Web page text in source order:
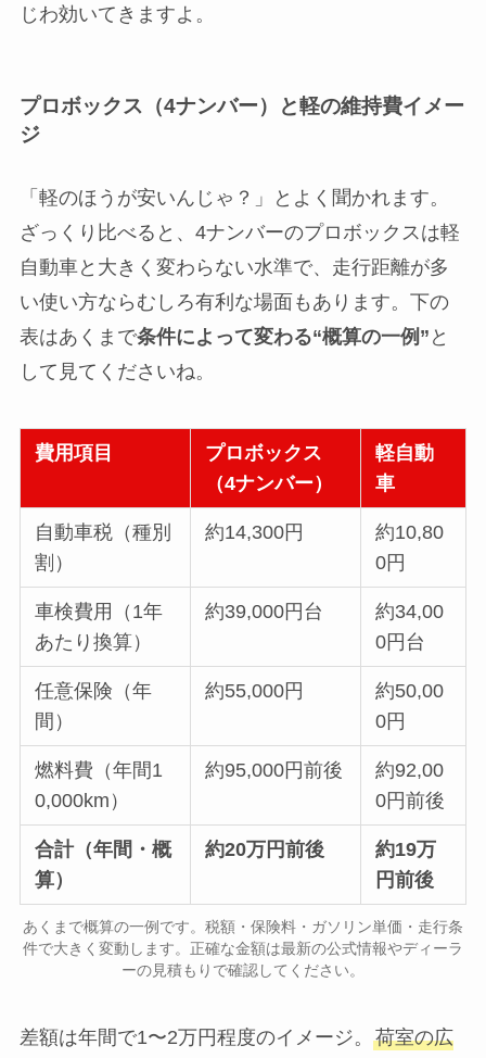
じわ効いてきますよ。
プロボックス（4ナンバー）と軽の維持費イメー
ジ
「軽のほうが安いんじゃ？」とよく聞かれます。
ざっくり比べると、4ナンバーのプロボックスは軽
自動車と大きく変わらない水準で、走行距離が多
い使い方ならむしろ有利な場面もあります。下の
表はあくまで条件によって変わる“概算の一例” と
して見てくださいね。
費用項目
プロボックス
（4ナンバー）
軽自動
車
自動車税（種別
割）
約14,300円
約10,80
0円
車検費用（1年
あたり換算）
約39,000円台
約34,00
0円台
任意保険（年
間）
約55,000円
約50,00
0円
燃料費（年間1
0,000km）
約95,000円前後
約92,00
0円前後
合計（年間・概
算）
約20万円前後
約19万
円前後
あくまで概算の一例です。税額・保険料・ガソリン単価・走行条
件で大きく変動します。正確な金額は最新の公式情報やディーラ
ーの見積もりで確認してください。
差額は年間で1〜2万円程度のイメージ。 荷室の広